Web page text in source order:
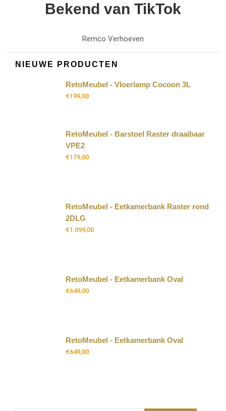
Bekend van TikTok
Remco Verhoeven
NIEUWE PRODUCTEN
RetoMeubel - Vloerlamp Cocoon 3L
€199,00
RetoMeubel - Barstoel Raster draaibaar
VPE2
€179,00
RetoMeubel - Eetkamerbank Raster rond
2DLG
€1.099,00
RetoMeubel - Eetkamerbank Oval
€649,00
RetoMeubel - Eetkamerbank Oval
€649,00